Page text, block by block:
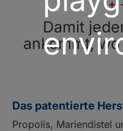
Damit
ankommt,
Das patentierte
Propolis, Mariendistel